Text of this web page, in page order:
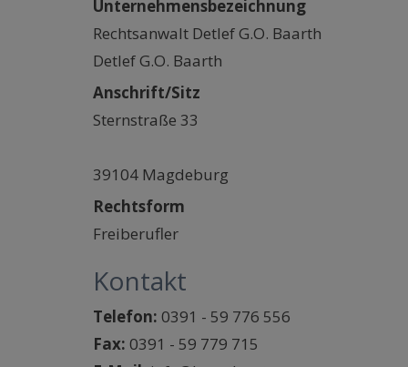
Unternehmensbezeichnung
Rechtsanwalt Detlef G.O. Baarth
Detlef G.O. Baarth
Anschrift/Sitz
Sternstraße 33
39104 Magdeburg
Rechtsform
Freiberufler
Kontakt
Telefon: 0391 - 59 776 556
Fax: 0391 - 59 779 715